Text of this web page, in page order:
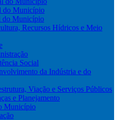
do Município
do Município
Recursos Hídricos e Meio
Social
da Indústria e do
Viação e Serviços Públicos
e Planejamento
Município